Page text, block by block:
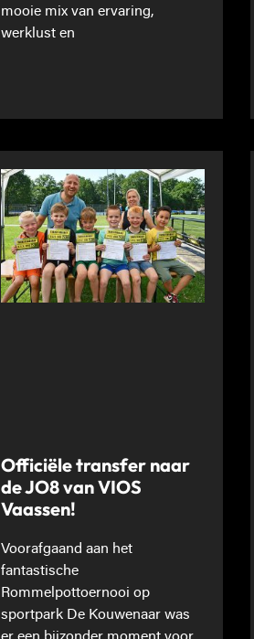
mooie mix van ervaring,
werklust en
Officiële transfer naar
de JO8 van VIOS
Vaassen!
Voorafgaand aan het
fantastische
Rommelpottoernooi op
sportpark De Kouwenaar was